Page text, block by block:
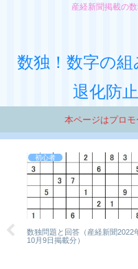
産経新聞掲載の
数独！数字の
退化防
本ページはプロ
初心者
数独問題と回答（産経新聞2022
10月9日掲載分）